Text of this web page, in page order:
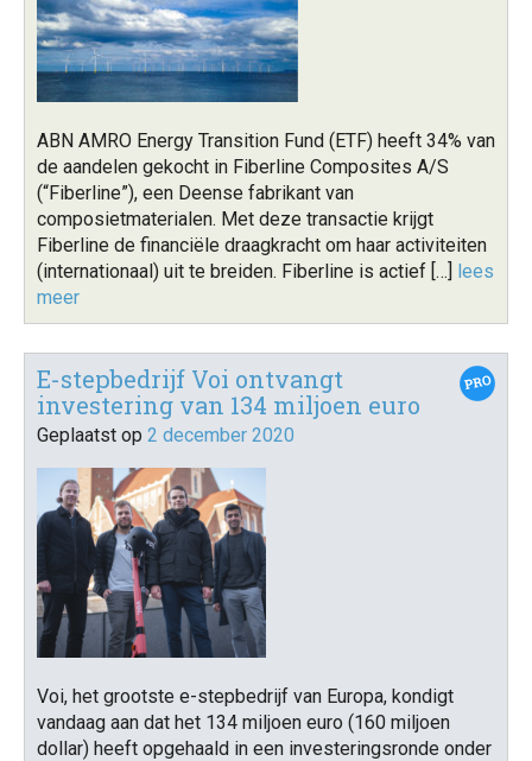
ABN AMRO Energy Transition Fund (ETF) heeft 34% van
de aandelen gekocht in Fiberline Composites A/S
(“Fiberline”), een Deense fabrikant van
composietmaterialen. Met deze transactie krijgt
Fiberline de financiële draagkracht om haar activiteiten
(internationaal) uit te breiden. Fiberline is actief […] lees
meer
E-stepbedrijf Voi ontvangt
investering van 134 miljoen euro
Geplaatst op 2 december 2020
Voi, het grootste e-stepbedrijf van Europa, kondigt
vandaag aan dat het 134 miljoen euro (160 miljoen
dollar) heeft opgehaald in een investeringsronde onder